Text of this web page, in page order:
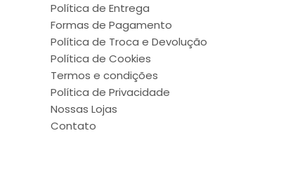
Política de Entrega
Formas de Pagamento
Política de Troca e Devolução
Política de Cookies
Termos e condições
Política de Privacidade
Nossas Lojas
Contato